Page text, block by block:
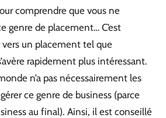
comprendre que vous ne
genre de placement… C’est
un placement tel que
rapidement plus intéressant.
n’a pas nécessairement les
ce genre de business (parce
au final). Ainsi, il est conseillé